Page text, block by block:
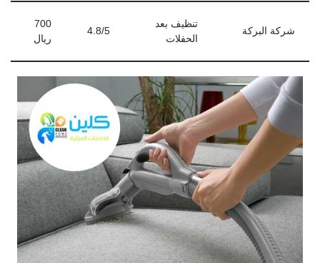
شركة البركة
تنظيف بعد
الحفلات
4.8/5
700
ريال